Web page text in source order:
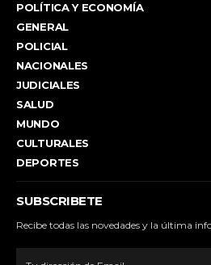
POLÍTICA Y ECONOMÍA
GENERAL
POLICIAL
NACIONALES
JUDICIALES
SALUD
MUNDO
CULTURALES
DEPORTES
SUBSCRIBETE
Recibe todas las novedades y la última